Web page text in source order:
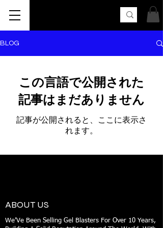
BLOG
この言語で公開された
記事はまだありません
記事が公開されると、ここに表示さ
れます。
ABOUT US
We’Ve Been Selling Gel Blasters For Over 10 Years,